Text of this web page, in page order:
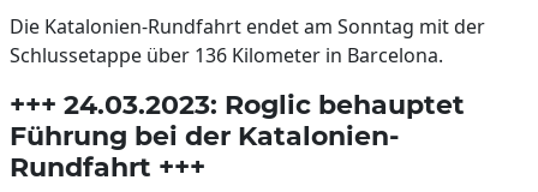
Die Katalonien-Rundfahrt endet am Sonntag mit der
Schlussetappe über 136 Kilometer in Barcelona.
+++ 24.03.2023: Roglic behauptet
Führung bei der Katalonien-
Rundfahrt +++